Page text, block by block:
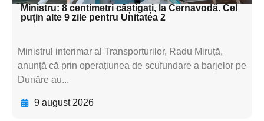
Ministru: 8 centimetri câștigați, la Cernavodă. Cel
puțin alte 9 zile pentru Unitatea 2
Ministrul interimar al Transporturilor, Radu Miruță,
anunță că prin operațiunea de scufundare a barjelor pe
Dunăre au...
9 august 2026